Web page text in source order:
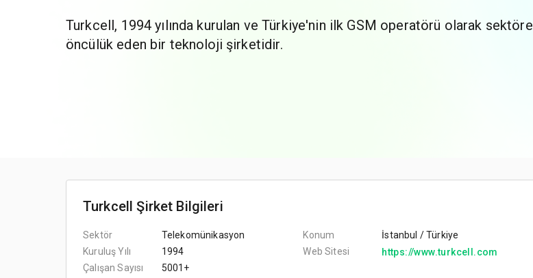
Turkcell, 1994 yılında kurulan ve Türkiye'nin ilk GSM operatörü olarak sektöre
öncülük eden bir teknoloji şirketidir.
Turkcell Şirket Bilgileri
Sektör
Telekomünikasyon
Kuruluş Yılı
1994
Çalışan Sayısı
5001+
Konum
İstanbul / Türkiye
Web Sitesi
https://www.turkcell.com